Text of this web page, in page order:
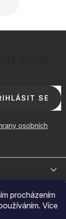
procházením
Více
osobních
SE
nabídky.